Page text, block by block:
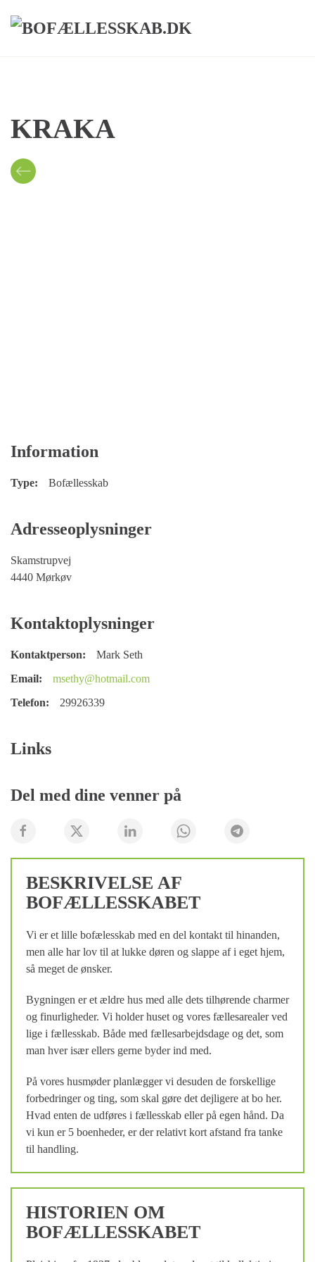
KRAKA
Information
Type: Bofællesskab
Adresseoplysninger
Skamstrupvej
4440 Mørkøv
Kontaktoplysninger
Kontaktperson:
Mark Seth
Email:
msethy@hotmail.com
Telefon:
29926339
Links
Del med dine venner på
BESKRIVELSE AF
BOFÆLLESSKABET
Vi er et lille bofælesskab med en del kontakt til hinanden,
men alle har lov til at lukke døren og slappe af i eget hjem,
så meget de ønsker.
Bygningen er et ældre hus med alle dets tilhørende charmer
og finurligheder. Vi holder huset og vores fællesarealer ved
lige i fællesskab. Både med fællesarbejdsdage og det, som
man hver især ellers gerne byder ind med.
På vores husmøder planlægger vi desuden de forskellige
forbedringer og ting, som skal gøre det dejligere at bo her.
Hvad enten de udføres i fællesskab eller på egen hånd. Da
vi kun er 5 boenheder, er der relativt kort afstand fra tanke
til handling.
HISTORIEN OM
BOFÆLLESSKABET